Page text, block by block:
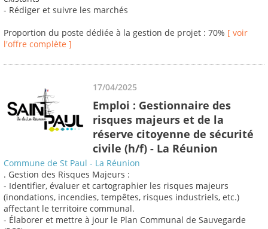
- Rédiger et suivre les marchés
Proportion du poste dédiée à la gestion de projet : 70% [ voir
l'offre complète ]
17/04/2025
Emploi : Gestionnaire des
risques majeurs et de la
réserve citoyenne de sécurité
civile (h/f) - La Réunion
Commune de St Paul - La Réunion
. Gestion des Risques Majeurs :
- Identifier, évaluer et cartographier les risques majeurs
(inondations, incendies, tempêtes, risques industriels, etc.)
affectant le territoire communal.
- Élaborer et mettre à jour le Plan Communal de Sauvegarde